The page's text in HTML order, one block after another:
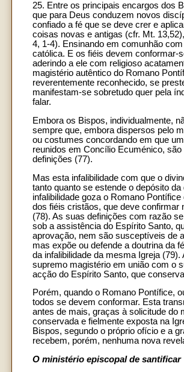
25. Entre os principais encargos dos
que para Deus conduzem novos
confiado a fé que se deve crer e
coisas novas e antigas (cfr. Mt.
4, 1-4). Ensinando em comunhão
católica. E os fiéis devem conformar-
aderindo a ele com religioso
magistério autêntico do Romano
reverentemente reconhecido, se
manifestam-se sobretudo quer pela
falar.
Embora os Bispos, individualmente,
sempre que, embora dispersos pelo
ou costumes concordando em que
reunidos em Concílio Ecuménico,
definições (77).
Mas esta infalibilidade com que o
tanto quanto se estende o depósito
infalibilidade goza o Romano
dos fiéis cristãos, que deve confirmar
(78). As suas definições com razão
sob a assistência do Espírito Santo,
aprovação, nem são susceptíveis de
mas expõe ou defende a doutrina da
da infalibilidade da mesma Igreja
supremo magistério em união com o
acção do Espírito Santo, que
Porém, quando o Romano Pontífice,
todos se devem conformar. Esta
antes de mais, graças à solicitude do
conservada e fielmente exposta na
Bispos, segundo o próprio ofício e a
recebem, porém, nenhuma nova
O ministério episcopal de santificar